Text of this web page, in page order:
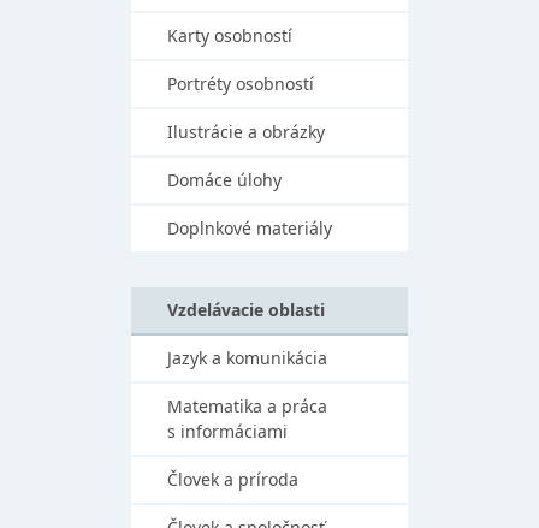
Karty osobností
Portréty osobností
Ilustrácie a obrázky
Domáce úlohy
Doplnkové materiály
Vzdelávacie oblasti
Jazyk a komunikácia
Matematika a práca
s informáciami
Človek a príroda